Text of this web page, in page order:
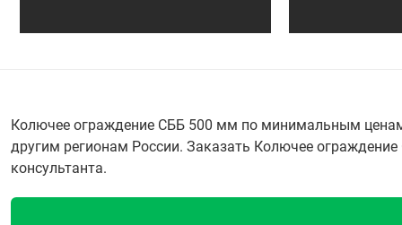
Колючее ограждение СББ 500 мм по минимальным
другим регионам России. Заказать Колючее
консультанта.